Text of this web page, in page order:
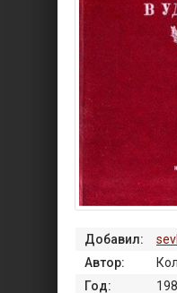
Добавил:
Автор:
Год: